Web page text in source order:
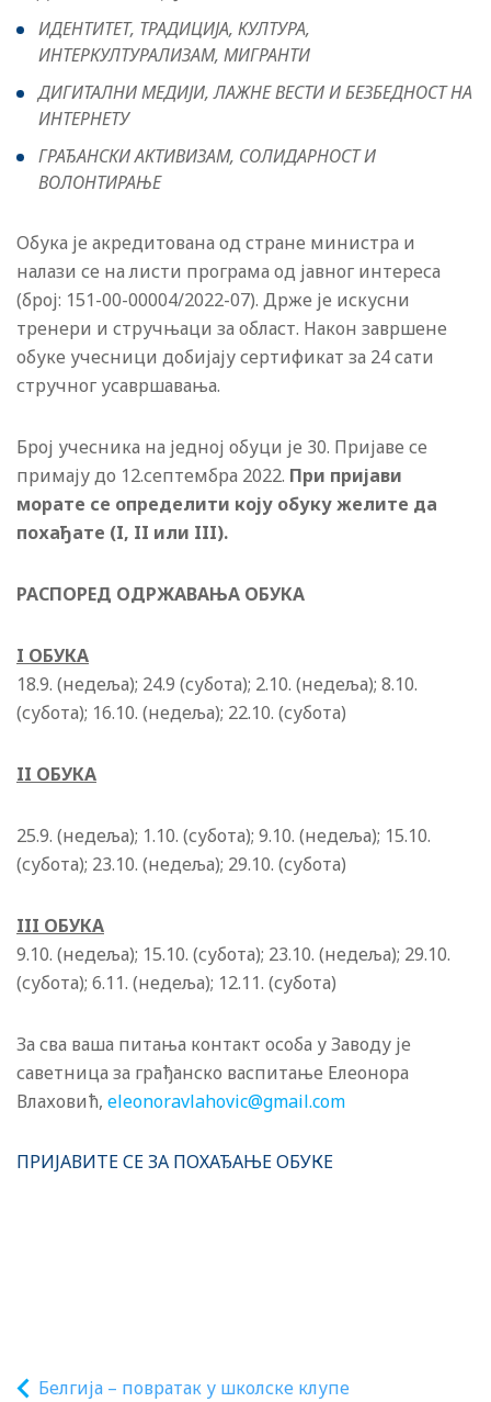
ИДЕНТИТЕТ, ТРАДИЦИЈА, КУЛТУРА,
ИНТЕРКУЛТУРАЛИЗАМ, МИГРАНТИ
ДИГИТАЛНИ МЕДИЈИ, ЛАЖНЕ ВЕСТИ И БЕЗБЕДНОСТ НА
ИНТЕРНЕТУ
ГРАЂАНСКИ АКТИВИЗАМ, СОЛИДАРНОСТ И
ВОЛОНТИРАЊЕ
Обука је акредитована од стране министра и
налази се на листи програма од јавног интереса
(број: 151-00-00004/2022-07). Држе је искусни
тренери и стручњаци за област. Након завршене
обуке учесници добијају сертификат за 24 сати
стручног усавршавања.
Број учесника на једној обуци је 30. Пријаве се
примају до 12.септембра 2022. При пријави
морате се определити коју обуку желите да
похађате (I, II или III).
РАСПОРЕД ОДРЖАВАЊА ОБУКА
I ОБУКА
18.9. (недеља); 24.9 (субота); 2.10. (недеља); 8.10.
(субота); 16.10. (недеља); 22.10. (субота)
II ОБУКА
25.9. (недеља); 1.10. (субота); 9.10. (недеља); 15.10.
(субота); 23.10. (недеља); 29.10. (субота)
III ОБУКА
9.10. (недеља); 15.10. (субота); 23.10. (недеља); 29.10.
(субота); 6.11. (недеља); 12.11. (субота)
За сва ваша питања контакт особа у Заводу је
саветница за грађанско васпитање Елеонора
Влаховић, eleonoravlahovic@gmail.com
ПРИЈАВИТЕ СЕ ЗА ПОХАЂАЊЕ ОБУКЕ
Белгија – повратак у школске клупе